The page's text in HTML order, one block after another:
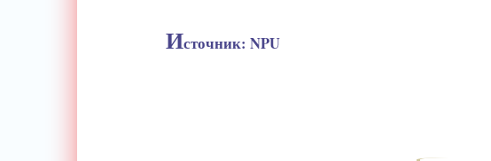
Источник: NPU